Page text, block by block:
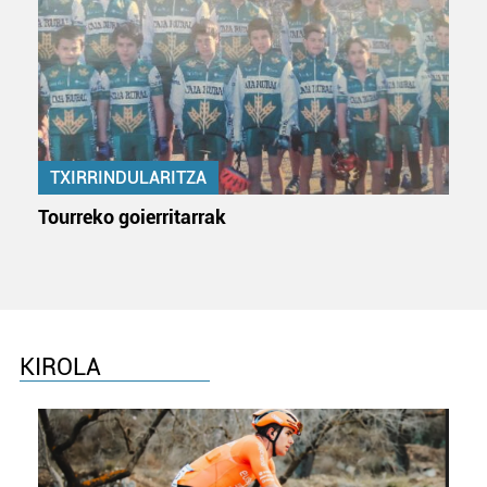
TXIRRINDULARITZA
Tourreko goierritarrak
KIROLA